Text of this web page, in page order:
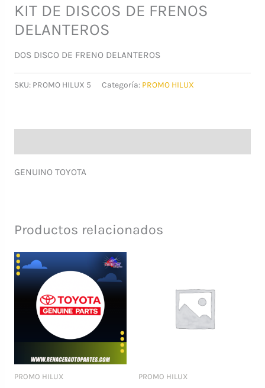
KIT DE DISCOS DE FRENOS
DELANTEROS
DOS DISCO DE FRENO DELANTEROS
SKU: PROMO HILUX 5 Categoría: PROMO HILUX
GENUINO TOYOTA
Productos relacionados
PROMO HILUX PROMO HILUX